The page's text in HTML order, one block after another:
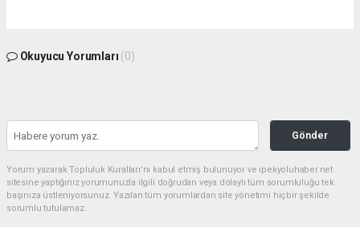
Okuyucu Yorumları (0)
Gönder
Yorum yazarak Topluluk Kuralları’nı kabul etmiş bulunuyor ve ipekyoluhaber.net
sitesine yaptığınız yorumunuzla ilgili doğrudan veya dolaylı tüm sorumluluğu tek
başınıza üstleniyorsunuz. Yazılan tüm yorumlardan site yönetimi hiçbir şekilde
sorumlu tutulamaz.